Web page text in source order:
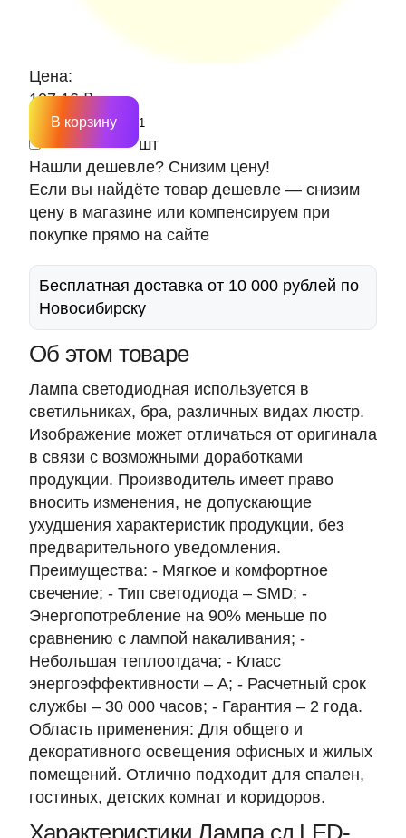
Цена:
107.16 ₽
шт
В корзину
Нашли дешевле? Снизим цену!
Если вы найдёте товар дешевле — снизим
цену в магазине или компенсируем при
покупке прямо на сайте
Бесплатная доставка от 10 000 рублей по
Новосибирску
Об этом товаре
Лампа светодиодная используется в
светильниках, бра, различных видах люстр.
Изображение может отличаться от оригинала
в связи с возможными доработками
продукции. Производитель имеет право
вносить изменения, не допускающие
ухудшения характеристик продукции, без
предварительного уведомления.
Преимущества: - Мягкое и комфортное
свечение; - Тип светодиода – SMD; -
Энергопотребление на 90% меньше по
сравнению с лампой накаливания; -
Небольшая теплоотдача; - Класс
энергоэффективности – А; - Расчетный срок
службы – 30 000 часов; - Гарантия – 2 года.
Область применения: Для общего и
декоративного освещения офисных и жилых
помещений. Отлично подходит для спален,
гостиных, детских комнат и коридоров.
Характеристики Лампа сд LED-